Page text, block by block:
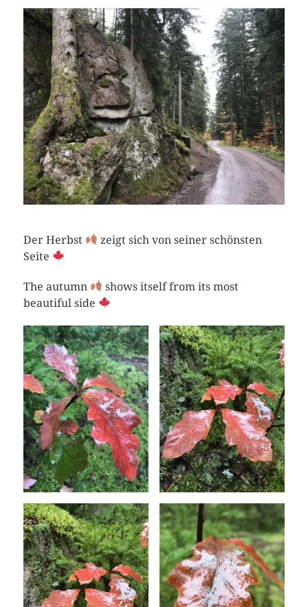
Der Herbst
zeigt sich von seiner schönsten
Seite
The autumn
shows itself from its most
beautiful side